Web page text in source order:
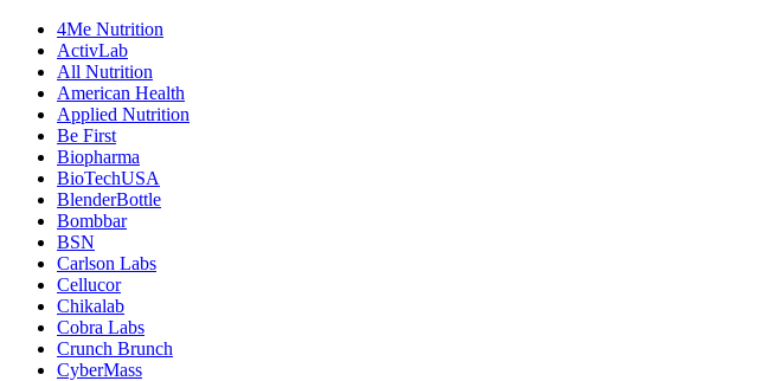
4Me Nutrition
ActivLab
All Nutrition
American Health
Applied Nutrition
Be First
Biopharma
BioTechUSA
BlenderBottle
Bombbar
BSN
Carlson Labs
Cellucor
Chikalab
Cobra Labs
Crunch Brunch
CyberMass